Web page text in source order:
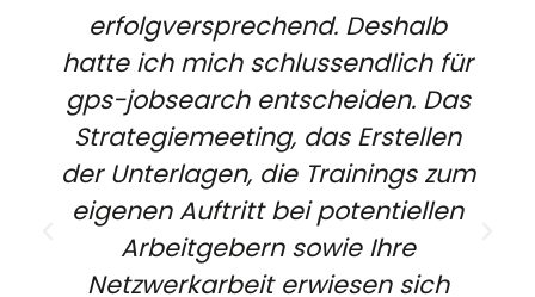
erfolgversprechend. Deshalb
hatte ich mich schlussendlich für
gps-jobsearch entscheiden. Das
Strategiemeeting, das Erstellen
der Unterlagen, die Trainings zum
eigenen Auftritt bei potentiellen
Arbeitgebern sowie Ihre
Netzwerkarbeit erwiesen sich